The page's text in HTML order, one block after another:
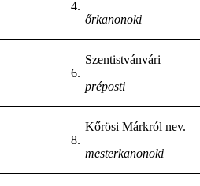
4.
őrkanonoki
6.
Szentistvánvári
préposti
8.
Kőrösi Márkról nev.
mesterkanonoki